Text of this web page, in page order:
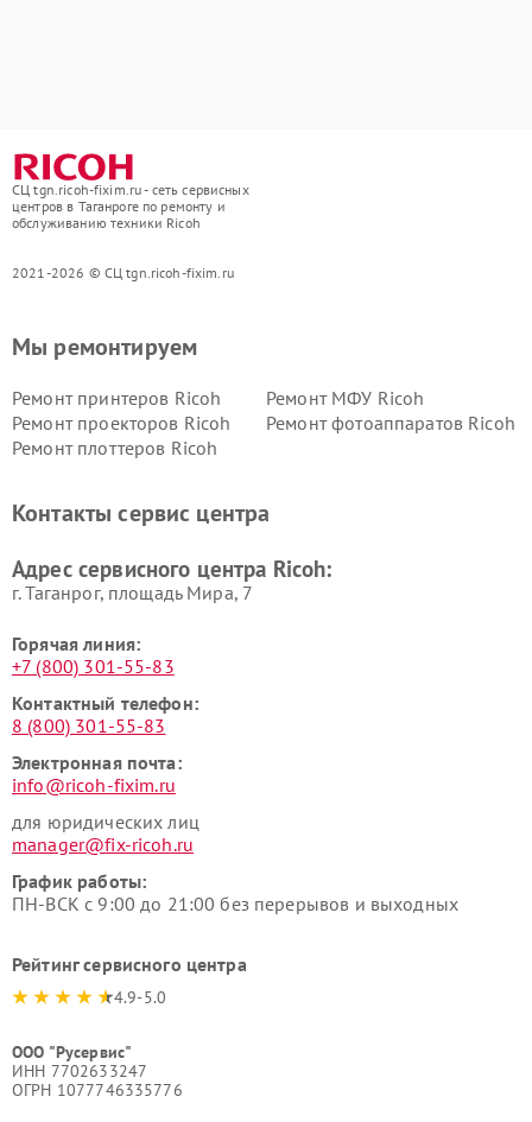
СЦ tgn.ricoh-fixim.ru - сеть сервисных
центров в Таганроге по ремонту и
обслуживанию техники Ricoh
2021-2026 © СЦ tgn.ricoh-fixim.ru
Мы ремонтируем
Ремонт принтеров Ricoh
Ремонт МФУ Ricoh
Ремонт проекторов Ricoh
Ремонт фотоаппаратов Ricoh
Ремонт плоттеров Ricoh
Контакты сервис центра
Адрес сервисного центра Ricoh:
г. Таганрог, площадь Мира, 7
Горячая линия:
+7 (800) 301-55-83
Контактный телефон:
8 (800) 301-55-83
Электронная почта:
info@ricoh-fixim.ru
для юридических лиц
manager@fix-ricoh.ru
График работы:
ПН-ВСК с 9:00 до 21:00 без перерывов и выходных
Рейтинг сервисного центра
4.9-5.0
ООО "Русервис"
ИНН 7702633247
ОГРН 1077746335776